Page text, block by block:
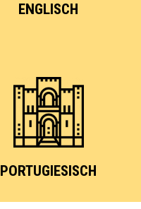
ENGLISCH
PORTUGIESISCH